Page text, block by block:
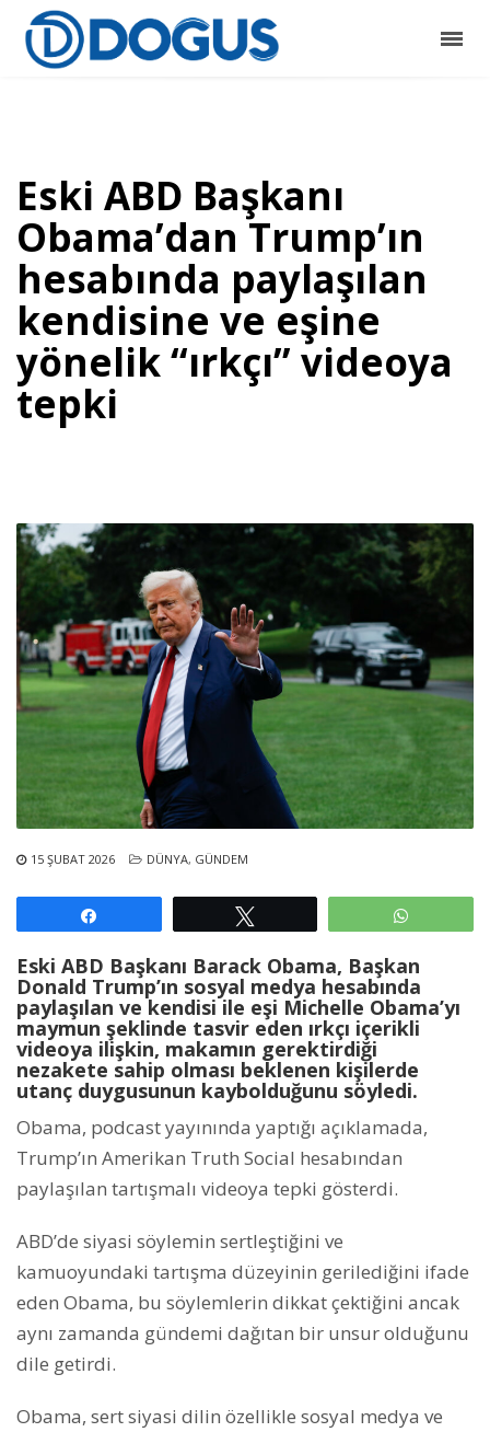
Eski ABD Başkanı
Obama’dan Trump’ın
hesabında paylaşılan
kendisine ve eşine
yönelik “ırkçı” videoya
tepki
15 ŞUBAT 2026 DÜNYA, GÜNDEM
Eski ABD Başkanı Barack Obama, Başkan
Donald Trump’ın sosyal medya hesabında
paylaşılan ve kendisi ile eşi Michelle Obama’yı
maymun şeklinde tasvir eden ırkçı içerikli
videoya ilişkin, makamın gerektirdiği
nezakete sahip olması beklenen kişilerde
utanç duygusunun kaybolduğunu söyledi.
Obama, podcast yayınında yaptığı açıklamada,
Trump’ın Amerikan Truth Social hesabından
paylaşılan tartışmalı videoya tepki gösterdi.
ABD’de siyasi söylemin sertleştiğini ve
kamuoyundaki tartışma düzeyinin gerilediğini ifade
eden Obama, bu söylemlerin dikkat çektiğini ancak
aynı zamanda gündemi dağıtan bir unsur olduğunu
dile getirdi.
Obama, sert siyasi dilin özellikle sosyal medya ve